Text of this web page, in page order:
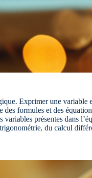
Exprimer une variable
formules et des
présentes dans
du calcul